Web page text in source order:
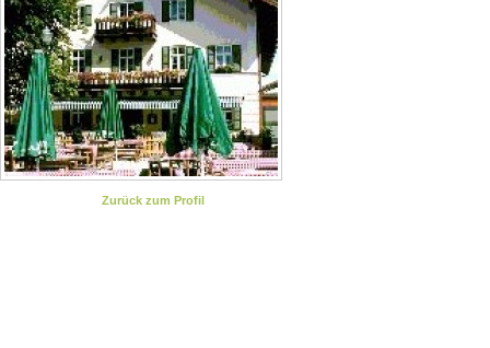
Zurück zum Profil